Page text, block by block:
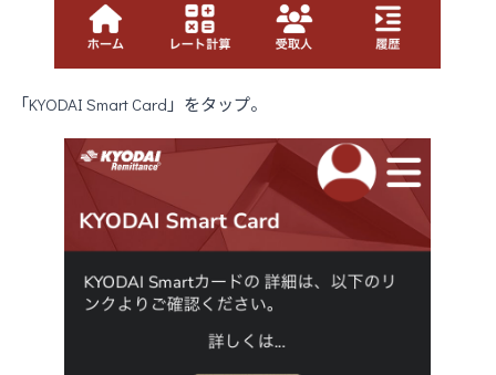
「KYODAI Smart Card」をタップ。